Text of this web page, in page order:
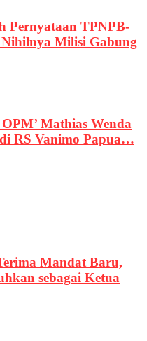
Pernyataan TPNPB-
Milisi Gabung
Mathias Wenda
RS Vanimo Papua…
Mandat Baru,
sebagai Ketua